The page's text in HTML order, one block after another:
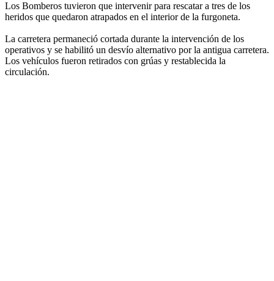
Los Bomberos tuvieron que intervenir para rescatar a tres de los
heridos que quedaron atrapados en el interior de la furgoneta.
La carretera permaneció cortada durante la intervención de los
operativos y se habilitó un desvío alternativo por la antigua carretera.
Los vehículos fueron retirados con grúas y restablecida la
circulación.